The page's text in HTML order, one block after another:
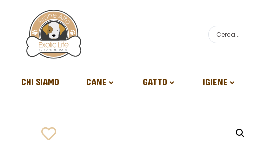
CHI SIAMO CANE GATTO IGIENE